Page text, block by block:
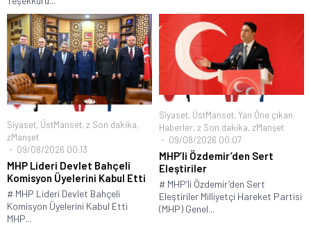
Siyaset, ÜstManset, z Son dakika,
zManşet
09/08/2026 00:13
MHP Lideri Devlet Bahçeli
Komisyon Üyelerini Kabul Etti
# MHP Lideri Devlet Bahçeli
Komisyon Üyelerini Kabul Etti
MHP...
Siyaset, ÜstManset, Yan Öne çıkan
Haberler, z Son dakika, zManşet
09/08/2026 00:07
MHP’li Özdemir’den Sert
Eleştiriler
# MHP’li Özdemir’den Sert
Eleştiriler Milliyetçi Hareket Partisi
(MHP) Genel...